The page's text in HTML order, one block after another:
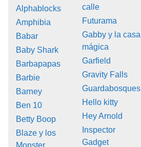
Alphablocks
Amphibia
Babar
Baby Shark
Barbapapas
Barbie
Barney
Ben 10
Betty Boop
Blaze y los
Monster
calle
Futurama
Gabby y la casa
mágica
Garfield
Gravity Falls
Guardabosques
Hello kitty
Hey Arnold
Inspector
Gadget